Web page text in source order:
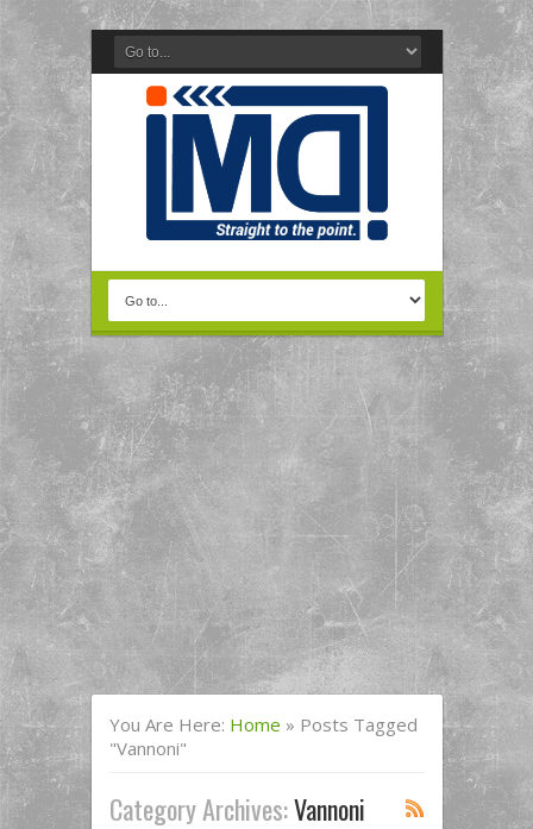
You Are Here: Home » Posts Tagged
"Vannoni"
Category Archives:Vannoni